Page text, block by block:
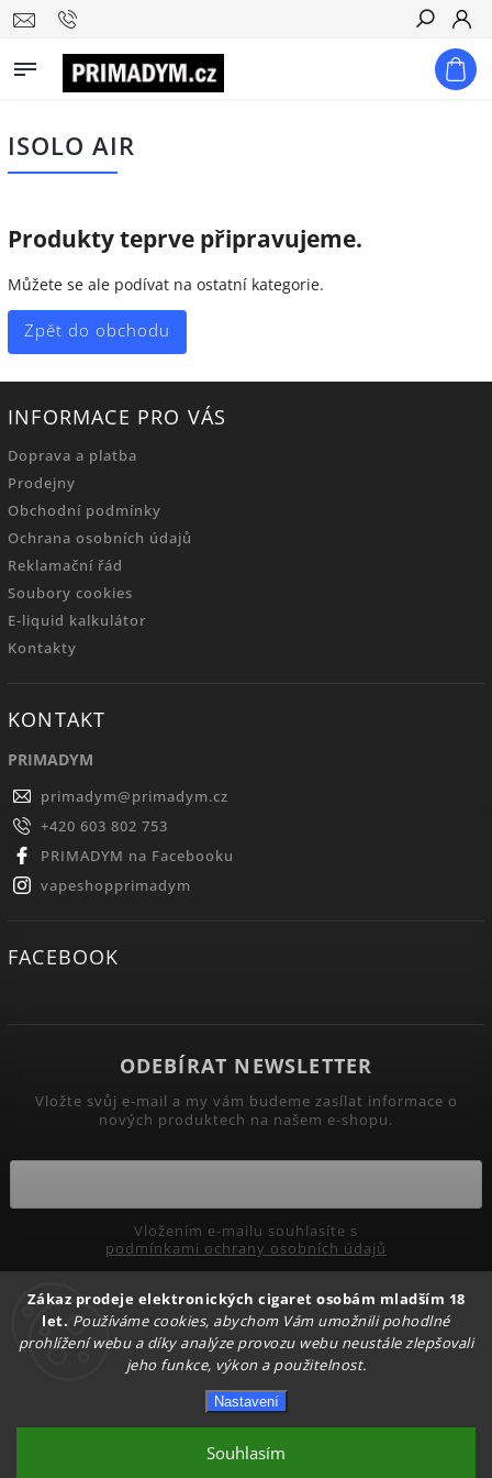
Zákaz prodeje elektronických cigaret osobám mladším 18
let. Používáme cookies, abychom Vám umožnili pohodlné
prohlížení webu a díky analýze provozu webu neustále zlepšovali
jeho funkce, výkon a použitelnost.
Nastavení
Souhlasím
Hledat
ISOLO AIR
Produkty teprve připravujeme.
Můžete se ale podívat na ostatní kategorie.
Zpět do obchodu
INFORMACE PRO VÁS
Doprava a platba
Prodejny
Obchodní podmínky
Ochrana osobních údajů
Reklamační řád
Soubory cookies
E-liquid kalkulátor
Kontakty
KONTAKT
PRIMADYM
primadym@primadym.cz
+420 603 802 753
PRIMADYM na Facebooku
vapeshopprimadym
FACEBOOK
ODEBÍRAT NEWSLETTER
Vložte svůj e-mail a my vám budeme zasílat informace o
nových produktech na našem e-shopu.
podmínkami ochrany osobních údajů
Přihlásit se
Upravit nastavení cookies
Shoptet | Design